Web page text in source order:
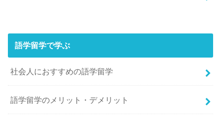
語学留学で学ぶ
社会人におすすめの語学留学
語学留学のメリット・デメリット